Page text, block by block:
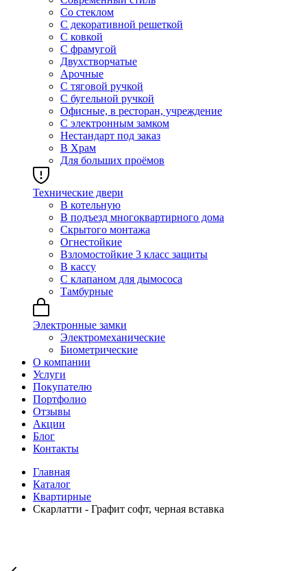
Со стеклом
С декоративной решеткой
С ковкой
С фрамугой
Двухстворчатые
Арочные
С тяговой ручкой
С бугельной ручкой
Офисные, в ресторан, учреждение
С электронным замком
Нестандарт под заказ
В Храм
Для больших проёмов
Технические двери
В котельную
В подъезд многоквартирного дома
Скрытого монтажа
Огнестойкие
Взломостойкие 3 класс защиты
В кассу
С клапаном для дымососа
Тамбурные
Электронные замки
Электромеханические
Биометрические
О компании
Услуги
Покупателю
Портфолио
Отзывы
Акции
Блог
Контакты
Главная
Каталог
Квартирные
Скарлатти - Графит софт, черная вставка